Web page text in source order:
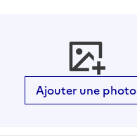
Ajouter une photo